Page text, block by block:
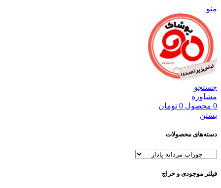
منو
جستجو
مشاوره
0 محصول 0 تومان
بستن
دسته‌های محصولات
فیلتر موجودی و حراج